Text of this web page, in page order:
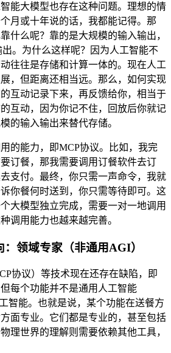
能大模型也存在这种问题。理想的情
月或十年说的话，我都能记得。那
什么呢？靠的是大规模的输入输出，
出。为什么这样呢？因为人工智能不
往往是存储和计算一体的。现在人工
，但距离还相当远。那么，如何实现
互动记录下来，再反馈给你，相当于
互动，因为你记不住，回放后你就记
的输入输出来替代存储。
的能力，即MCP协议。比如，我完
订餐，那我需要调用订餐软件去订
支付。最终，你只需一声命令，我就
你餐何时送到，你只需等待即可。这
大模型独立完成，需要一对一地调用
调用能力也越来越完善。
领域专家（非通用AGI）
协议）等技术现在还存在缺陷，即
每个功能并不是通用人工智能
智能。也就是说，某个功能在送餐方
面专业。它们都是专业的，甚至包括
理世界的理解则需要依赖其他工具，